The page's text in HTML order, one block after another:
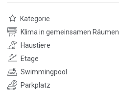
Kategorie
Klima in gemeinsamen Räumen
Haustiere
Etage
Swimmingpool
Parkplatz